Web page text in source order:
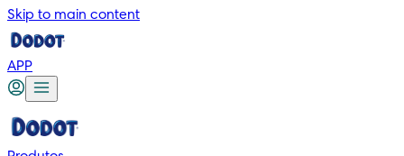
Skip to main content
APP